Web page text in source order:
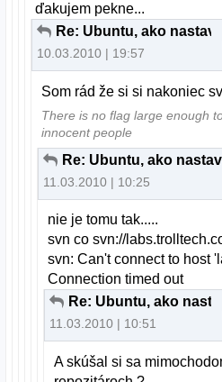
ďakujem pekne...
10.03.2010 | 19:57
Som rád že si si nakoniec
There is no flag large enough
innocent people
11.03.2010 | 10:25
nie je tomu tak.....
svn co svn://
svn: Can't connect to host
Connection timed out
11.03.2010 | 10:51
A skúšal si sa